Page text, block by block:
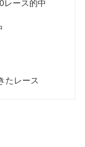
ース的中
たレース